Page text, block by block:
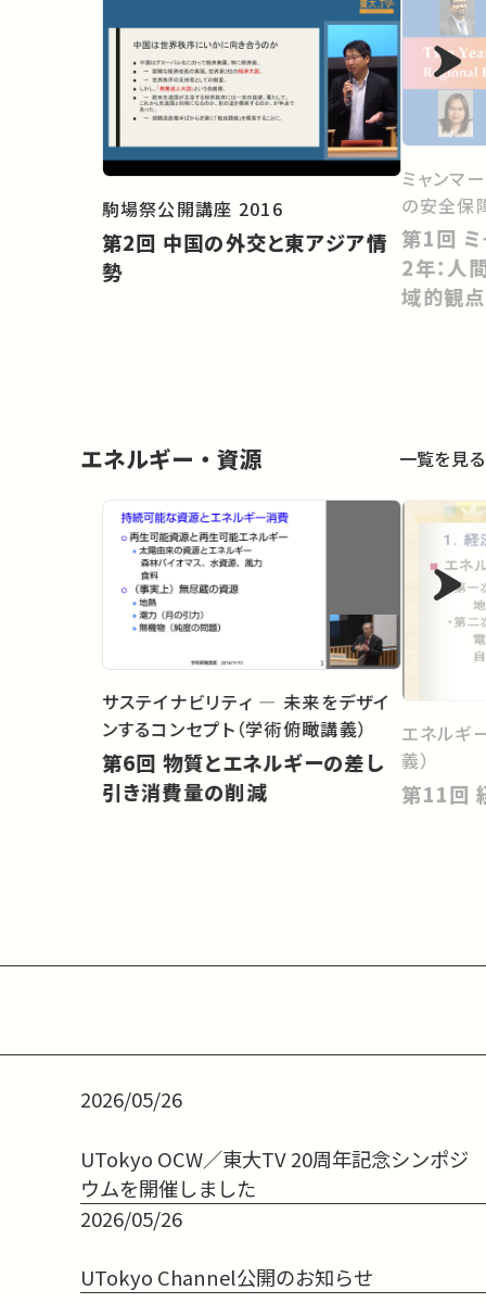
駒場祭公開講座 2016
第2回 中国の外交と東アジア情
勢
ミャンマ
の安全保
第1回 ミャンマークーデターから
2年：人
域的観
エネルギー・資源 一覧を見る
サステイナビリティ ― 未来をデザイ
ンするコンセプト（学術俯瞰講義）
第6回 物質とエネルギーの差し
引き消費量の削減
エネルギ
義）
2026/05/26
UTokyo OCW／東大TV 20周年記念シンポジ
ウムを開催しました
2026/05/26
UTokyo Channel公開のお知らせ